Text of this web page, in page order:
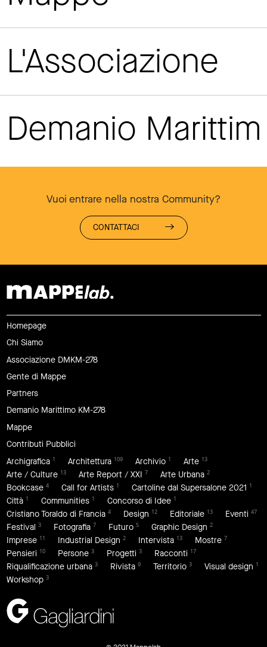
L'Associazione
Demanio
Vuoi entrare nella nostra Community?
CONTATTACI
Homepage
Chi Siamo
Associazione DMKM-278
Gente di Mappe
Partners
Demanio Marittimo KM-278
Mappe
Contributi Pubblici
Archigrafica 1 Architettura 109 Archivio 1 Arte 13
Arte / Culture 13 Arte Report / XXI 7 Arte Urbana 2
Bookcase 4 Call for Artists 1 Cartoline dal Supersalone 2021 1
Città 1 Communities 1 Concorso di Idee 1
Cristiano Toraldo di Francia 4 Design 12 Editoriale 13 Eventi 47
Festival 3 Fotografia 7 Futuro 5 Graphic Design 2
Imprese 11 Industrial Design 2 Intervista 13 Mostre 7
Pensieri 10 Persone 3 Progetti 3 Racconti 17
Riqualificazione urbana 3 Rivista 9 Territorio 3 Visual design 1
Workshop 3